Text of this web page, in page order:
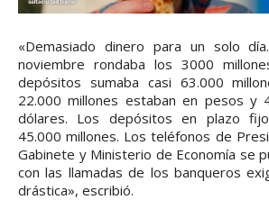
«Demasiado dinero para un solo
noviembre rondaba los 3000
depósitos sumaba casi 63.000
22.000 millones estaban en pesos y
dólares. Los depósitos en plazo
45.000 millones. Los teléfonos de
Gabinete y Ministerio de Economía se
con las llamadas de los banqueros
drástica», escribió.